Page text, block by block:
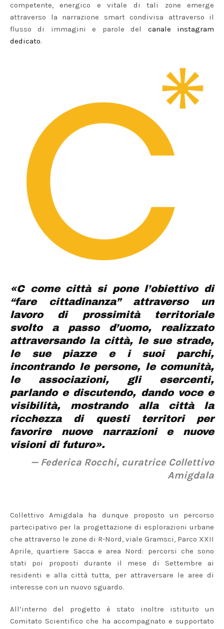
competente, energico e vitale di tali zone emerge
attraverso la narrazione smart condivisa attraverso il
flusso di immagini e parole del canale instagram
dedicato.
«C come città si pone l’obiettivo di
“fare cittadinanza” attraverso un
lavoro di prossimità territoriale
svolto a passo d’uomo, realizzato
attraversando la città, le sue strade,
le sue piazze e i suoi parchi,
incontrando le persone, le comunità,
le associazioni, gli esercenti,
parlando e discutendo, dando voce e
visibilità, mostrando alla città la
ricchezza di questi territori per
favorire nuove narrazioni e nuove
visioni di futuro».
— Federica Rocchi, curatrice Collettivo
Amigdala
Collettivo Amigdala ha dunque proposto un percorso
partecipativo per la progettazione di esplorazioni urbane
che attraverso le zone di R-Nord, viale Gramsci, Parco XXII
Aprile, quartiere Sacca e area Nord: percorsi che sono
stati poi proposti durante il mese di Settembre ai
residenti e alla città tutta, per attraversare le aree di
interesse con un nuovo sguardo.
All’interno del progetto è stato inoltre istituito un
Comitato Scientifico che ha accompagnato e supportato